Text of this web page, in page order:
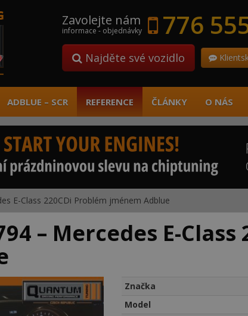
Zavolejte nám
informace - objednávky 776
Najděte své vozidlo
ADBLUE – SCR REFERENCE ČLÁNKY O NÁS
E-Class 220CDi Problém jménem Adblue
– Mercedes E-Class
Značka
Model